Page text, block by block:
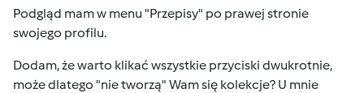
Podgląd mam w menu "Przepisy" po prawej stronie
swojego profilu.
Dodam, że warto klikać wszystkie przyciski dwukrotnie,
może dlatego "nie tworzą" Wam się kolekcje? U mnie